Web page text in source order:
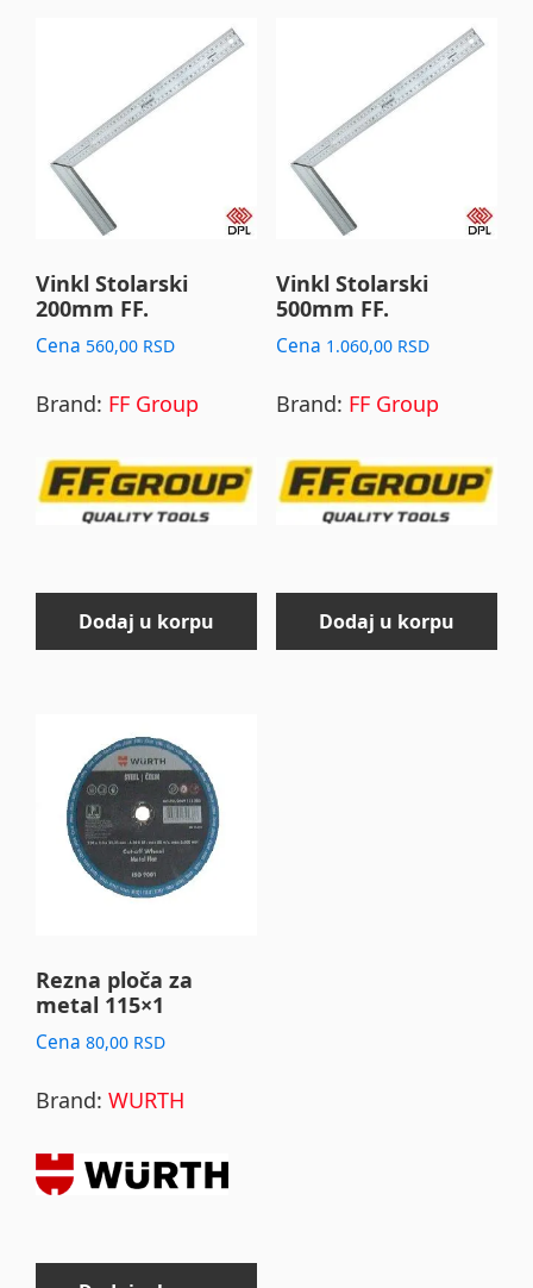
Vinkl Stolarski
200mm FF.
Cena 560,00 RSD
Brand: FF Group
Dodaj u korpu
Vinkl Stolarski
500mm FF.
Cena 1.060,00 RSD
Brand: FF Group
Dodaj u korpu
Rezna ploča za
metal 115×1
Cena 80,00 RSD
Brand: WURTH